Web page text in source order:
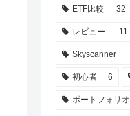
ETF比較 32
レビュー 11
Skyscanner
初心者 6
ポートフォリオ